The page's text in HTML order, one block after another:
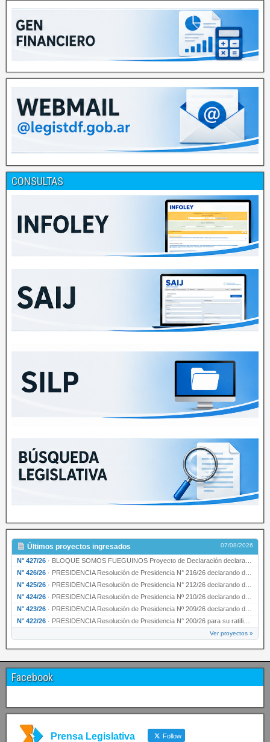
CONSULTAS
Últimos proyectos ingresados 07/08/2026
N° 427/26 · BLOQUE SOMOS FUEGUINOS Proyecto de Declaración declarando de interés provincial PRESIDENCI…
N° 426/26 · PRESIDENCIA Resolución de Presidencia N° 216/26 declarando de interés provincial la labor …
N° 425/26 · PRESIDENCIA Resolución de Presidencia N° 212/26 declarando de interés provincial el “50° A…
N° 424/26 · PRESIDENCIA Resolución de Presidencia Nº 210/26 declarando de interés provincial el proyec…
N° 423/26 · PRESIDENCIA Resolución de Presidencia Nº 209/26 declarando de interés provincial la presen…
N° 422/26 · PRESIDENCIA Resolución de Presidencia N° 200/26 para su ratificación.
Ver proyectos »
Facebook
Prensa Legislativa Follow